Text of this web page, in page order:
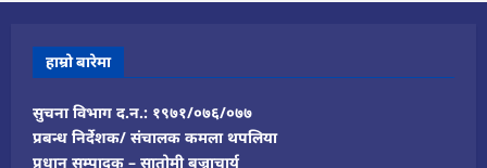
हाम्रो बारेमा
सुचना विभाग द.न.: १९७१/०७६/०७७
प्रबन्ध निर्देशक/ संचालक कमला थपलिया
प्रधान सम्पादक – सातोमी बज्राचार्य